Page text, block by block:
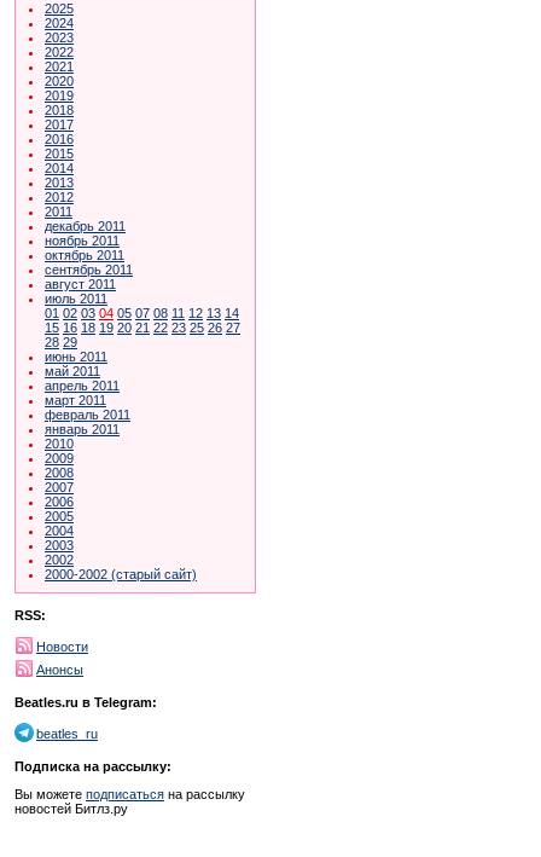
2025
2024
2023
2022
2021
2020
2019
2018
2017
2016
2015
2014
2013
2012
2011
декабрь 2011
ноябрь 2011
октябрь 2011
сентябрь 2011
август 2011
июль 2011
01 02 03 04 05 07 08 11 12 13 14
15 16 18 19 20 21 22 23 25 26 27
28 29
июнь 2011
май 2011
апрель 2011
март 2011
февраль 2011
январь 2011
2010
2009
2008
2007
2006
2005
2004
2003
2002
2000-2002 (старый сайт)
RSS:
Новости
Анонсы
Beatles.ru в Telegram:
beatles_ru
Подписка на рассылку:
Вы можете подписаться на рассылку
новостей Битлз.ру